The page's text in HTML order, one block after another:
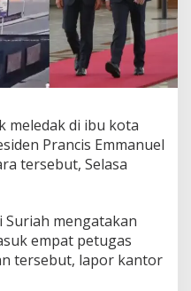
meledak di ibu kota
Prancis Emmanuel
tersebut, Selasa
Suriah mengatakan
empat petugas
tersebut, lapor kantor